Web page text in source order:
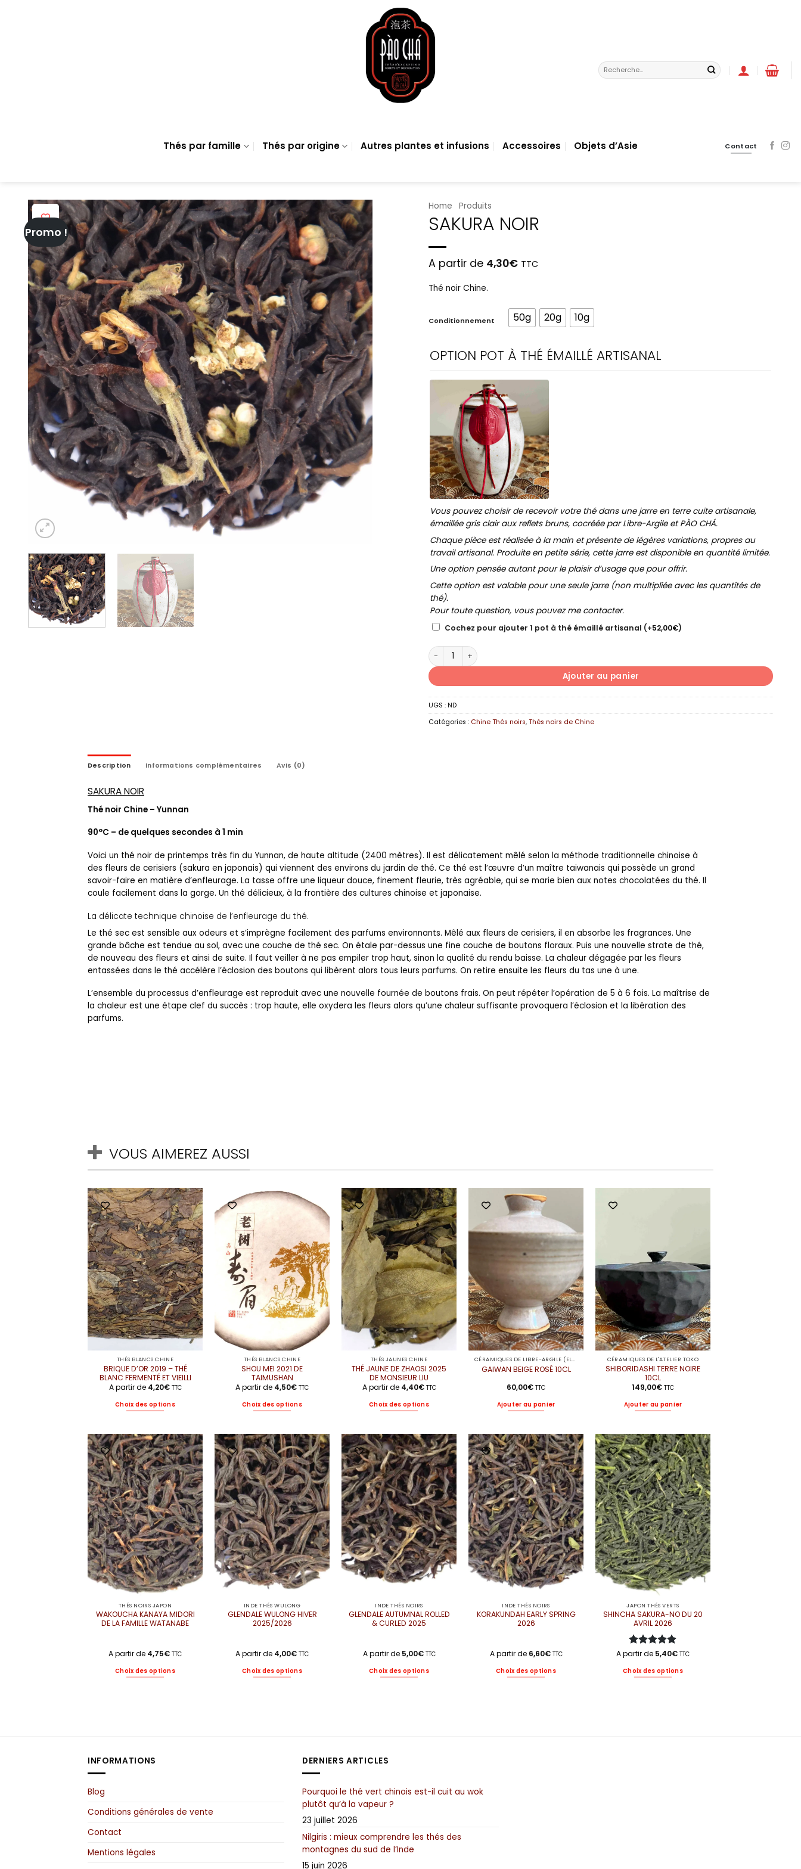
Recherche
pour :
Thés par famille Thés par origine Autres plantes et infusions Accessoires Objets d’Asie Contact
Promo !
Home Produits
SAKURA NOIR
A partir de 4,30€ TTC
Thé noir Chine.
Conditionnement 50g 20g 10g
OPTION POT À THÉ ÉMAILLÉ ARTISANAL
Vous pouvez choisir de recevoir votre thé dans une jarre en terre cuite artisanale,
émaillée gris clair aux reflets bruns, cocréée par Libre-Argile et PÀO CHÁ.
Chaque pièce est réalisée à la main et présente de légères variations, propres au
travail artisanal. Produite en petite série, cette jarre est disponible en quantité limitée.
Une option pensée autant pour le plaisir d’usage que pour offrir.
Cette option est valable pour une seule jarre (non multipliée avec les quantités de
thé).
Pour toute question, vous pouvez me contacter.
Cochez pour ajouter 1 pot à thé émaillé artisanal (+52,00€)
quantité de SAKURA NOIR
Ajouter au panier
UGS :ND
Catégories : Chine Thés noirs,Thés noirs de Chine
Description Informations complémentaires Avis (0)
SAKURA NOIR
Thé noir Chine – Yunnan
90°C – de quelques secondes à 1 min
Voici un thé noir de printemps très fin du Yunnan, de haute altitude (2400 mètres). Il est délicatement mêlé selon la méthode traditionnelle chinoise à
des fleurs de cerisiers (sakura en japonais) qui viennent des environs du jardin de thé. Ce thé est l’œuvre d’un maître taiwanais qui possède un grand
savoir-faire en matière d’enfleurage. La tasse offre une liqueur douce, finement fleurie, très agréable, qui se marie bien aux notes chocolatées du thé. Il
coule facilement dans la gorge. Un thé délicieux, à la frontière des cultures chinoise et japonaise.
La délicate technique chinoise de l’enfleurage du thé.
Le thé sec est sensible aux odeurs et s’imprègne facilement des parfums environnants. Mêlé aux fleurs de cerisiers, il en absorbe les fragrances. Une
grande bâche est tendue au sol, avec une couche de thé sec. On étale par-dessus une fine couche de boutons floraux. Puis une nouvelle strate de thé,
de nouveau des fleurs et ainsi de suite. Il faut veiller à ne pas empiler trop haut, sinon la qualité du rendu baisse. La chaleur dégagée par les fleurs
entassées dans le thé accélère l’éclosion des boutons qui libèrent alors tous leurs parfums. On retire ensuite les fleurs du tas une à une.
L’ensemble du processus d’enfleurage est reproduit avec une nouvelle fournée de boutons frais. On peut répéter l’opération de 5 à 6 fois. La maîtrise de
la chaleur est une étape clef du succès : trop haute, elle oxydera les fleurs alors qu’une chaleur suffisante provoquera l’éclosion et la libération des
parfums.
VOUS AIMEREZ AUSSI
THÉS BLANCS CHINE
BRIQUE D’OR 2019 – THÉ
BLANC FERMENTÉ ET VIEILLI
A partir de 4,20€ TTC
Choix des options
a
plusieurs
variations.
Les
options
peuvent
être
choisies
sur
la
page
du
produit
THÉS BLANCS CHINE
SHOU MEI 2021 DE
TAIMUSHAN
A partir de 4,50€ TTC
Choix des options
a
plusieurs
variations.
Les
options
peuvent
être
choisies
sur
la
page
du
produit
THÉS JAUNES CHINE
THÉ JAUNE DE ZHAOSI 2025
DE MONSIEUR LIU
A partir de 4,40€ TTC
Choix des options
a
plusieurs
variations.
Les
options
peuvent
être
choisies
sur
la
page
du
produit
CÉRAMIQUES DE LIBRE-ARGILE (ELODIE)
GAIWAN BEIGE ROSÉ 10CL
60,00€ TTC
Ajouter au panier
CÉRAMIQUES DE L'ATELIER TOKO
SHIBORIDASHI TERRE NOIRE
10CL
149,00€ TTC
Ajouter au panier
THÉS NOIRS JAPON
WAKOUCHA KANAYA MIDORI
DE LA FAMILLE WATANABE
A partir de 4,75€ TTC
Choix des options
peuvent
la
INDE THÉS WULONG
GLENDALE WULONG HIVER
2025/2026
A partir de 4,00€ TTC
Choix des options
INDE THÉS NOIRS
GLENDALE AUTUMNAL ROLLED
& CURLED 2025
A partir de 5,00€ TTC
Choix des options
sur
produit
INDE THÉS NOIRS
KORAKUNDAH EARLY SPRING
2026
A partir de 6,60€ TTC
Choix des options
JAPON THÉS VERTS
SHINCHA SAKURA-NO DU 20
AVRIL 2026
Note5sur
A partir de 5,40€ TTC
Choix des options
INFORMATIONS
Blog
Conditions générales de vente
Contact
Mentions légales
DERNIERS ARTICLES
Pourquoi le thé vert chinois est-il cuit au wok
plutôt qu’à la vapeur ?
23 juillet 2026
Nilgiris : mieux comprendre les thés des
montagnes du sud de l’Inde
15 juin 2026